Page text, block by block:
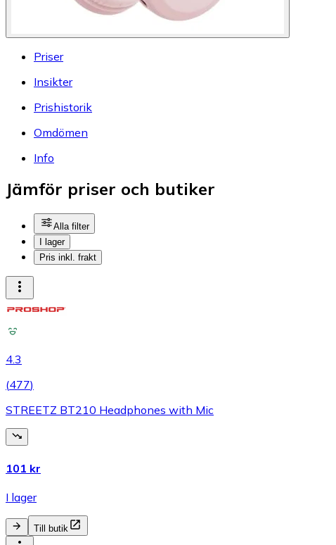
Priser
Insikter
Prishistorik
Omdömen
Info
Jämför priser och butiker
Alla filter
I lager
Pris inkl. frakt
4.3
(477)
STREETZ BT210 Headphones with Mic
101 kr
I lager
Till butik